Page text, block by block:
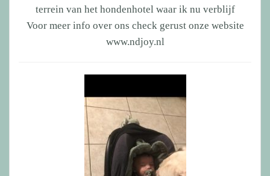
terrein van het hondenhotel waar ik nu verblijf
Voor meer info over ons check gerust onze website
www.ndjoy.nl